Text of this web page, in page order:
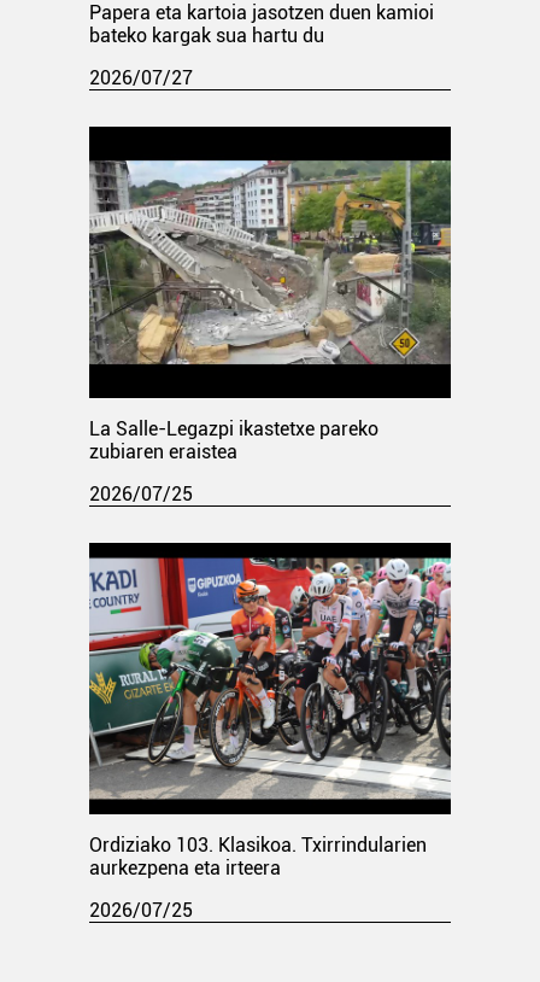
Papera eta kartoia jasotzen duen kamioi
bateko kargak sua hartu du
2026/07/27
La Salle-Legazpi ikastetxe pareko
zubiaren eraistea
2026/07/25
Ordiziako 103. Klasikoa. Txirrindularien
aurkezpena eta irteera
2026/07/25